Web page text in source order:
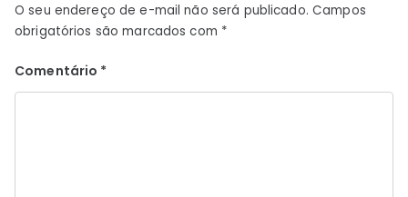
O seu endereço de e-mail não será publicado. Campos
obrigatórios são marcados com *
Comentário *